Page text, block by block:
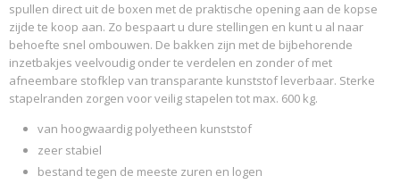
spullen direct uit de boxen met de praktische opening aan de kopse
zijde te koop aan. Zo bespaart u dure stellingen en kunt u al naar
behoefte snel ombouwen. De bakken zijn met de bijbehorende
inzetbakjes veelvoudig onder te verdelen en zonder of met
afneembare stofklep van transparante kunststof leverbaar. Sterke
stapelranden zorgen voor veilig stapelen tot max. 600 kg.
van hoogwaardig polyetheen kunststof
zeer stabiel
bestand tegen de meeste zuren en logen